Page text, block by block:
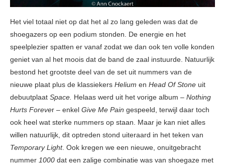
Het viel totaal niet op dat het al zo lang geleden was dat de
shoegazers op een podium stonden. De energie en het
speelplezier spatten er vanaf zodat we dan ook ten volle konden
geniet van al het moois dat de band de zaal instuurde. Natuurlijk
bestond het grootste deel van de set uit nummers van de
nieuwe plaat plus de klassiekers Helium en Head Of Stone uit
debuutplaat Space. Helaas werd uit het vorige album – Nothing
Hurts Forever – enkel Give Me Pain gespeeld, terwijl daar toch
ook heel wat sterke nummers op staan. Maar je kan niet alles
willen natuurlijk, dit optreden stond uiteraard in het teken van
Temporary Light. Ook kregen we een nieuwe, onuitgebracht
nummer 1000 dat een zalige combinatie was van shoegaze met